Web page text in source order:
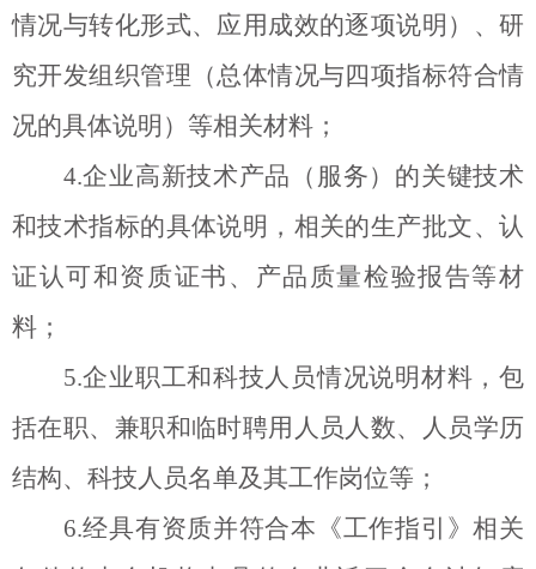
情况与转化形式、应用成效的逐项说明）、研
究开发组织管理（总体情况与四项指标符合情
况的具体说明）等相关材料；
4.企业高新技术产品（服务）的关键技术
和技术指标的具体说明，相关的生产批文、认
证认可和资质证书、产品质量检验报告等材
料；
5.企业职工和科技人员情况说明材料，包
括在职、兼职和临时聘用人员人数、人员学历
结构、科技人员名单及其工作岗位等；
6.经具有资质并符合本《工作指引》相关